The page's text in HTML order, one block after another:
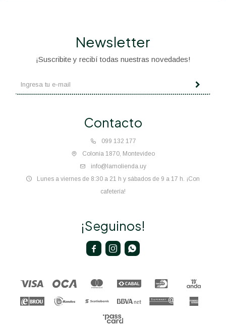
Contacto
099 132 177
Colonia 1870, Montevideo
info@lamolienda.uy
Lunes a viernes de 8:30 a 21 h y sábados de 9 a 17 h. ¡Con
cafetería!
Newsletter
¡Suscribite y recibí todas nuestras novedades!
¡Seguinos!
  